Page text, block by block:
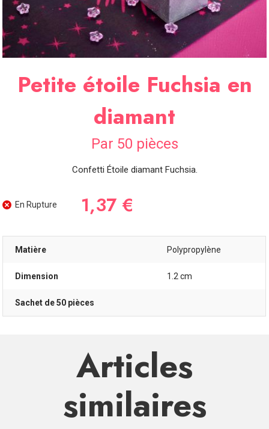
SOIRÉE
OCCASIONS
SPÉCIALES
TABLE
SALLE
Petite étoile Fuchsia en
diamant
Par 50 pièces
Confetti Étoile diamant Fuchsia.
En Rupture 1,37 €
Matière Polypropylène
Dimension 1.2 cm
Sachet de 50 pièces
Articles
similaires